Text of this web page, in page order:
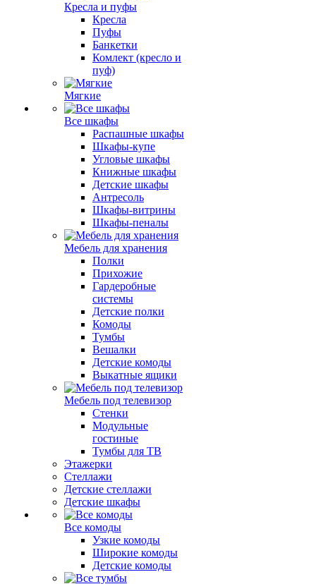
Кресла и пуфы
Кресла
Пуфы
Банкетки
Комлект (кресло и
пуф)
Мягкие
Все шкафы
Распашные шкафы
Шкафы-купе
Угловые шкафы
Книжные шкафы
Детские шкафы
Антресоль
Шкафы-витрины
Шкафы-пеналы
Мебель для хранения
Полки
Прихожие
Гардеробные
системы
Детские полки
Комоды
Тумбы
Вешалки
Детские комоды
Выкатные ящики
Мебель под телевизор
Стенки
Модульные
гостиные
Тумбы для ТВ
Этажерки
Стеллажи
Детские стеллажи
Детские шкафы
Все комоды
Узкие комоды
Широкие комоды
Детские комоды